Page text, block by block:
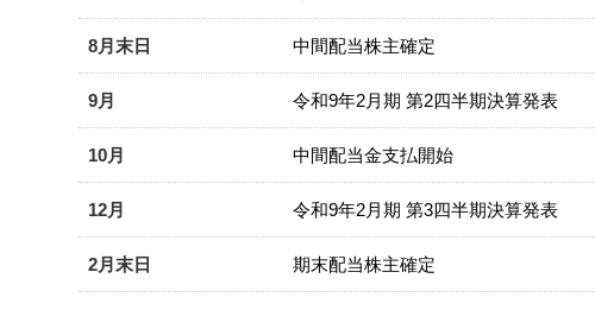
8月末日 中間配当株主確定
9月 令和9年2月期 第2四半期決算発表
10月 中間配当金支払開始
12月 令和9年2月期 第3四半期決算発表
2月末日 期末配当株主確定